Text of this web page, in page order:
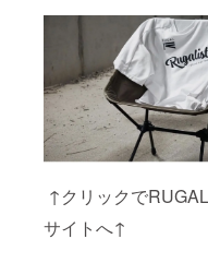
↑クリックで
サイトへ↑